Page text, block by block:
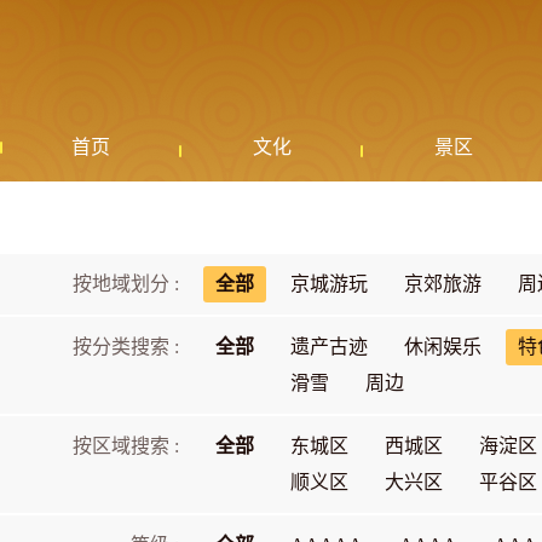
首页 文化 景区
按地域划分 : 全部 京城游玩 京郊旅游 周
按分类搜索 : 全部 遗产古迹 休闲娱乐
特
滑雪
周边
按区域搜索 : 全部 东城区 西城区
海淀区
顺义区
大兴区 平谷区